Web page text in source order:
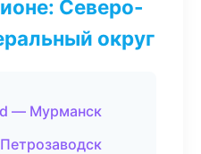
Северо-
округ
— Мурманск